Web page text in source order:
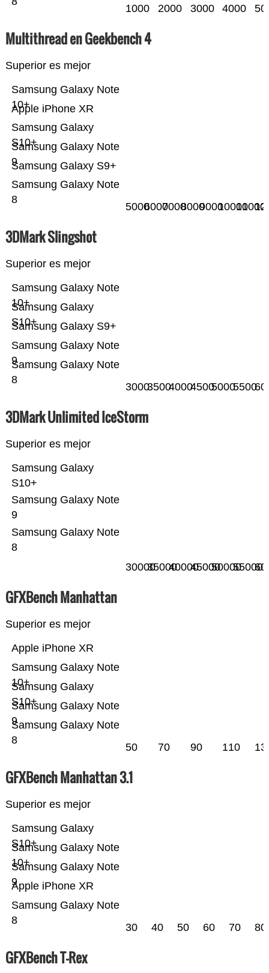
1000 2000 3000 4000
Multithread en Geekbench 4
Superior es mejor
Samsung Galaxy Note
8
Samsung Galaxy S9+
Samsung Galaxy Note
9
Samsung Galaxy
S10+
Apple iPhone XR
Samsung Galaxy Note
10+
500060007000800090001000011000
3DMark Slingshot
Superior es mejor
Samsung Galaxy Note
8
Samsung Galaxy Note
9
Samsung Galaxy S9+
Samsung Galaxy
S10+
Samsung Galaxy Note
10+
300035004000450050005500
3DMark Unlimited IceStorm
Superior es mejor
Samsung Galaxy Note
8
Samsung Galaxy Note
9
Samsung Galaxy
S10+
300003500040000450005000055000
GFXBench Manhattan
Superior es mejor
Samsung Galaxy Note
8
Samsung Galaxy Note
9
Samsung Galaxy
S10+
Samsung Galaxy Note
10+
Apple iPhone XR
50 70 90 110
GFXBench Manhattan 3.1
Superior es mejor
Samsung Galaxy Note
8
Apple iPhone XR
Samsung Galaxy Note
9
Samsung Galaxy Note
10+
Samsung Galaxy
S10+
30 40 50 60 70 80
GFXBench T-Rex